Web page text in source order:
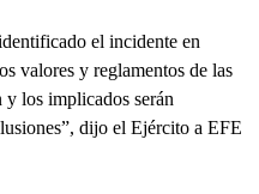
el incidente en
valores y reglamentos de las
los implicados serán
dijo el Ejército a EFE